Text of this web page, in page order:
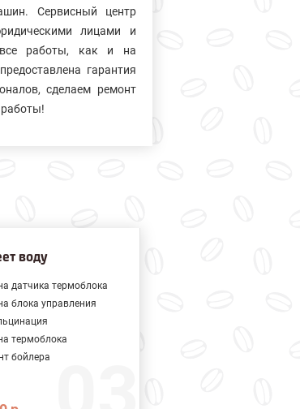
Сервисный центр
лицами и
все работы, как и на
гарантия
сделаем ремонт
работы!
воду
датчика термоблока
блока управления
термоблока
бойлера